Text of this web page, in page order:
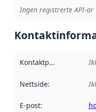
Ingen registrerte API-
Kontaktpunkt
Nettside:
E-post: